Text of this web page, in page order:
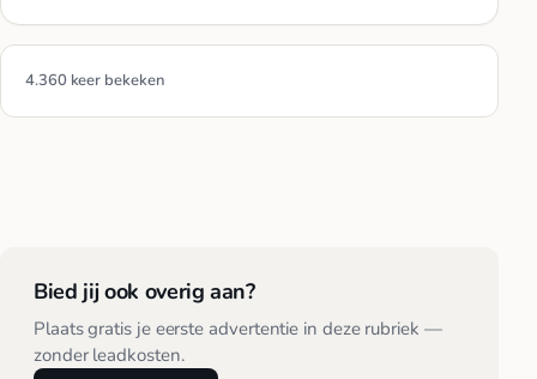
4.360 keer bekeken
Bied jij ook overig aan?
Plaats gratis je eerste advertentie in deze rubriek —
zonder leadkosten.